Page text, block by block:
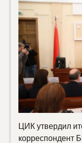
ЦИК утвердил
корреспондент